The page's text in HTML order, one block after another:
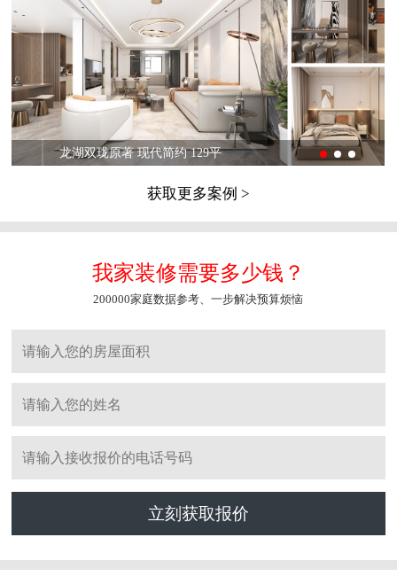
龙湖双珑原著 现代简约 129平
获取更多案例 >
我家装修需要多少钱？
200000家庭数据参考、一步解决预算烦恼
立刻获取报价